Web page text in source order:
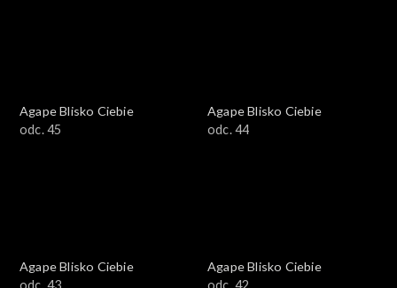
Agape Blisko Ciebie
odc. 45
Agape Blisko Ciebie
odc. 44
Agape Blisko Ciebie
Agape Blisko Ciebie